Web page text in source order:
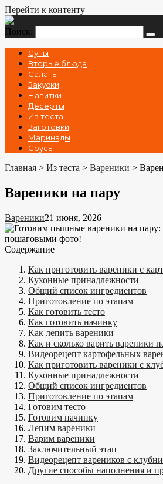
Перейти к контенту
Поиск:
Супы
Вторые блюда
Салаты
Закуски
Напитки
Десерты
Из теста
Заготовки
Маринады
Соусы
Главная > Из теста > Вареники >
Вареники на пару
Вареники21 июня, 2026
Содержание
Как приготовить вареники с
Кухонные принадлежности
Общий список ингредиентов
Приготовление по этапам
Как готовить тесто
Как готовить начинку
Как лепить вареники
Как и сколько варить вареники
Видеорецепт картофельных
Как приготовить вареники с
Кухонные принадлежности
Общий список ингредиентов
Приготовление по этапам
Готовим тесто
Готовим начинку
Лепим вареники
Варим вареники
Заключительный этап
Видеорецепт вареников с
Другие способы наполнения и